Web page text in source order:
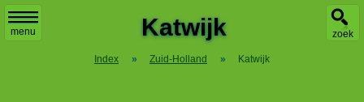
menu zoek
Katwijk
Index » Zuid-Holland » Katwijk